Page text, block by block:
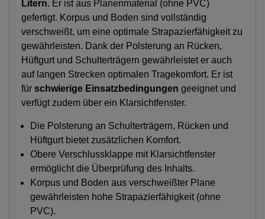
Litern. Er ist aus Planenmaterial (ohne PVC)
gefertigt. Korpus und Boden sind vollständig
verschweißt, um eine optimale Strapazierfähigkeit zu
gewährleisten. Dank der Polsterung an Rücken,
Hüftgurt und Schulterträgern gewährleistet er auch
auf langen Strecken optimalen Tragekomfort. Er ist
für schwierige Einsatzbedingungen geeignet und
verfügt zudem über ein Klarsichtfenster.
Die Polsterung an Schulterträgern, Rücken und
Hüftgurt bietet zusätzlichen Komfort.
Obere Verschlussklappe mit Klarsichtfenster
ermöglicht die Überprüfung des Inhalts.
Korpus und Boden aus verschweißter Plane
gewährleisten hohe Strapazierfähigkeit (ohne
PVC).